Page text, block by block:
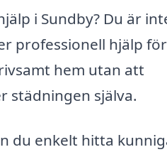
i Sundby? Du är
professionell hjälp för
hem utan att
städningen själva.
du enkelt hitta